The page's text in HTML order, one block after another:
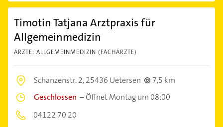
Timotin Tatjana Arztpraxis für
Allgemeinmedizin
ÄRZTE: ALLGEMEINMEDIZIN (FACHÄRZTE)
Schanzenstr. 2,25436 Uetersen
7,5 km
Geschlossen –Öffnet Montag um 08:00
04122 70 20